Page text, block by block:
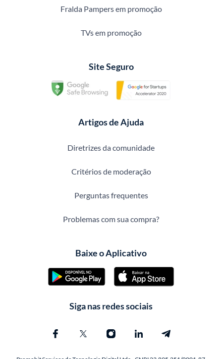
Fralda Pampers em promoção
TVs em promoção
Site Seguro
Artigos de Ajuda
Diretrizes da comunidade
Critérios de moderação
Perguntas frequentes
Problemas com sua compra?
Baixe o Aplicativo
Siga nas redes sociais